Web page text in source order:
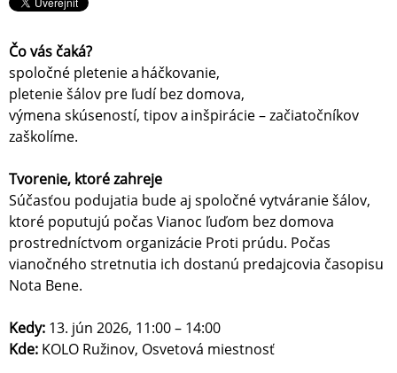
Čo vás čaká?
spoločné pletenie a háčkovanie,
pletenie šálov pre ľudí bez domova,
výmena skúseností, tipov a inšpirácie – začiatočníkov
zaškolíme.
Tvorenie, ktoré zahreje
Súčasťou podujatia bude aj spoločné vytváranie šálov,
ktoré poputujú počas Vianoc ľuďom bez domova
prostredníctvom organizácie Proti prúdu. Počas
vianočného stretnutia ich dostanú predajcovia časopisu
Nota Bene.
Kedy: 13. jún 2026, 11:00 – 14:00
Kde: KOLO Ružinov, Osvetová miestnosť